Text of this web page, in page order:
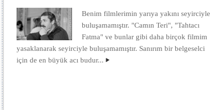
Benim filmlerimin yarıya yakını seyirciyle
buluşamamıştır. "Camın Teri", "Tahtacı
Fatma" ve bunlar gibi daha birçok filmim
yasaklanarak seyirciyle buluşamamıştır. Sanırım bir belgeselci
için de en büyük acı budur...